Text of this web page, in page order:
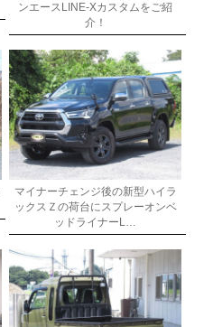
ンエースLINE-Xカスタムをご紹
介！
マイナーチェンジ後の新型ハイラ
ックスＺの荷台にスプレーオンベ
ッドライナーL…